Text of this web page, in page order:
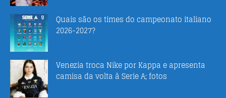
Quais são os times do campeonato italiano
2026-2027?
Venezia troca Nike por Kappa e apresenta
camisa da volta à Serie A; fotos